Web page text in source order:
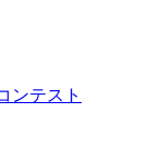
ンテスト